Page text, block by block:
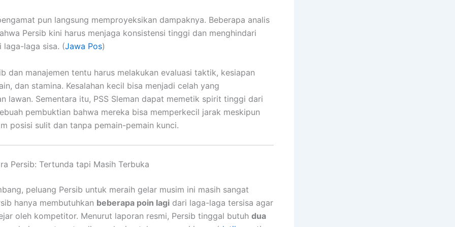
pun langsung memproyeksikan dampaknya. Beberapa analis
Persib kini harus menjaga konsistensi tinggi dan menghindari
laga-laga sisa. (Jawa Pos)
dan manajemen tentu harus melakukan evaluasi taktik, kesiapan
dan stamina. Kesalahan kecil bisa menjadi celah yang
lawan. Sementara itu, PSS Sleman dapat memetik spirit tinggi dari
pembuktian bahwa mereka bisa memperkecil jarak meskipun
posisi sulit dan tanpa pemain-pemain kunci.
Persib: Tertunda tapi Masih Terbuka
peluang Persib untuk meraih gelar musim ini masih sangat
hanya membutuhkan beberapa poin lagi dari laga-laga tersisa agar
oleh kompetitor. Menurut laporan resmi, Persib tinggal butuh dua